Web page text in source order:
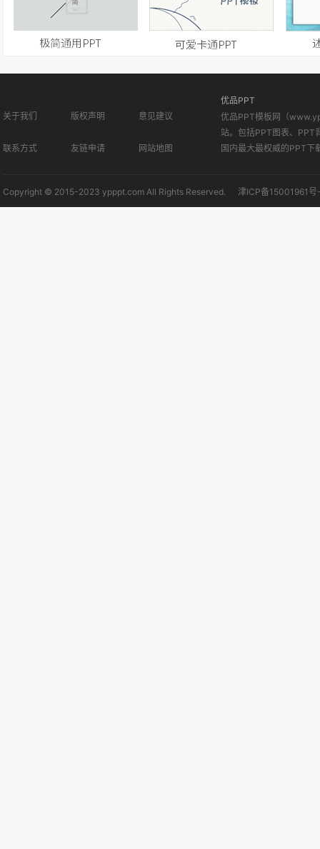
关于我们 版权声明 意见建议
联系方式 友链申请 网站地图
优品PPT
优品PPT模板网（
站。包括PPT图表、PPT
国内最大最权威的PPT下
Copyright © 2015-2023 ypppt.com All Rights Reserved. 津ICP备15001961号